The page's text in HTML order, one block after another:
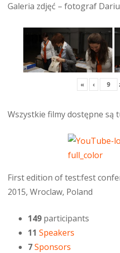
Galeria zdjęć – fotograf
« ‹
Wszystkie filmy dostępne są
First edition of test:fest
2015, Wroclaw, Poland
149 participants
11 Speakers
7Sponsors